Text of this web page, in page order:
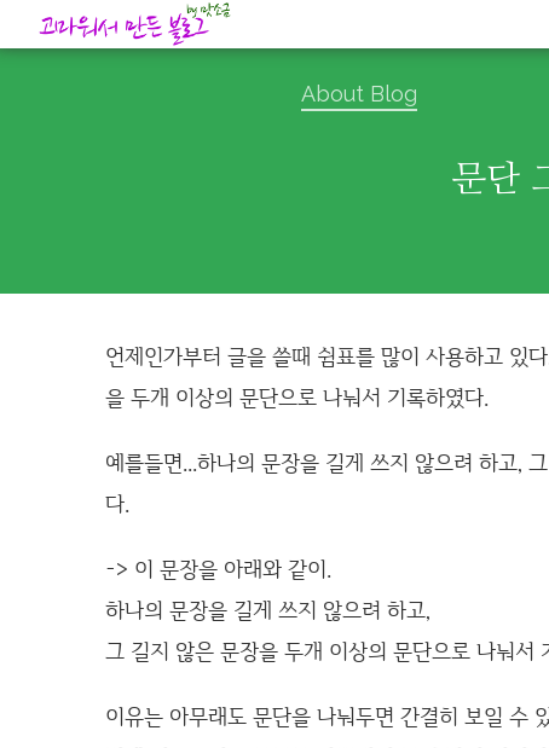
About Blog
문단
언제인가부터 글을 쓸때 쉼표를 많이 사용하고 있
을 두개 이상의 문단으로 나눠서 기록하였다.
예를들면...하나의 문장을 길게 쓰지 않으려 하고,
다.
-> 이 문장을 아래와 같이.
하나의 문장을 길게 쓰지 않으려 하고,
그 길지 않은 문장을 두개 이상의 문단으로 나눠서
이유는 아무래도 문단을 나눠두면 간결히 보일 수